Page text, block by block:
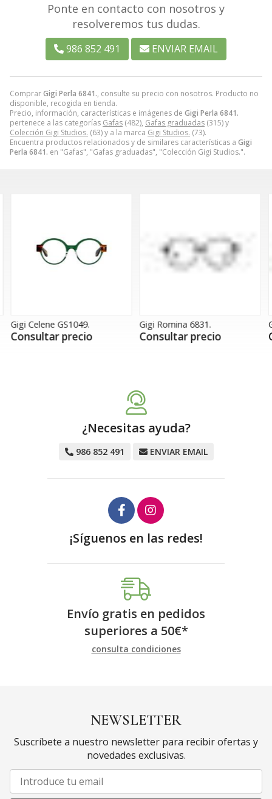
ComprarGigi Perla 6841., consulte su precio con nosotros. Producto no
disponible, recogida en tienda.
Precio, información, características e imágenes de Gigi Perla 6841.
pertenece a las categorías Gafas (482), Gafas graduadas (315) y
Colección Gigi Studios. (63) y a la marca Gigi Studios. (73).
Encuentra productos relacionados y de similares características a Gigi
Perla 6841. en "Gafas", "Gafas graduadas", "Colección Gigi Studios.".
Ponte en contacto con nosotros y
resolveremos tus dudas.
986 852 491 ENVIAR EMAIL
Gigi Celene GS1049.
Consultar precio
Gigi Romina 6831.
Consultar precio
¿Necesitas ayuda?
986 852 491 ENVIAR EMAIL
¡Síguenos en las redes!
Envío gratis en pedidos
superiores a 50€*
consulta condiciones
NEWSLETTER
Suscríbete a nuestro newsletter para recibir ofertas y
novedades exclusivas.